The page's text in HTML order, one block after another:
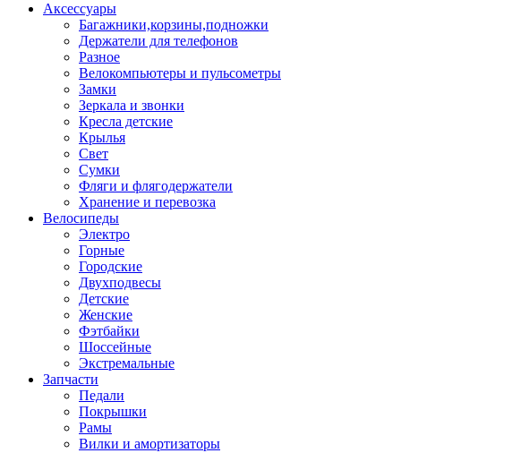
Аксессуары
Багажники,корзины,подножки
Держатели для телефонов
Разное
Велокомпьютеры и пульсометры
Замки
Зеркала и звонки
Кресла детские
Крылья
Свет
Сумки
Фляги и флягодержатели
Хранение и перевозка
Велосипеды
Электро
Горные
Городские
Двухподвесы
Детские
Женские
Фэтбайки
Шоссейные
Экстремальные
Запчасти
Педали
Покрышки
Рамы
Вилки и амортизаторы